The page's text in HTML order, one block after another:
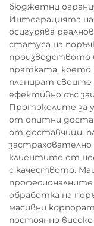
бюджетни
Интеграцията на
осигурява
статуса на
производството
пратката, което
планират
ефективно със
Протоколите за
от опитни
от доставчици,
клиентите от
с качеството.
обработка на
масивни
постоянно